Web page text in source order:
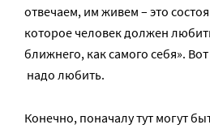
отвечаем, им живем – это
которое человек должен
ближнего, как самого себя».
надо любить.
Конечно, поначалу тут могут